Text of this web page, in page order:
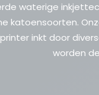
waterige
katoensoorten.
inkt door
worden